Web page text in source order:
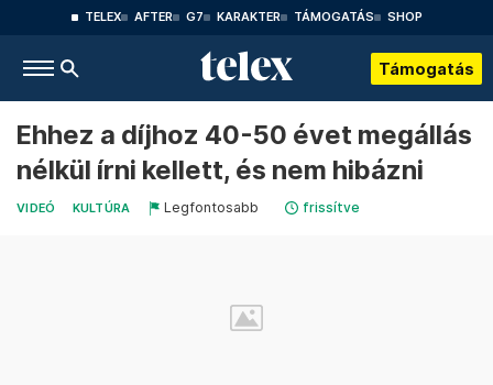
TELEX AFTER G7 KARAKTER TÁMOGATÁS SHOP
Támogatás
Ehhez a díjhoz 40-50 évet megállás
nélkül írni kellett, és nem hibázni
VIDEÓ KULTÚRA Legfontosabb frissítve